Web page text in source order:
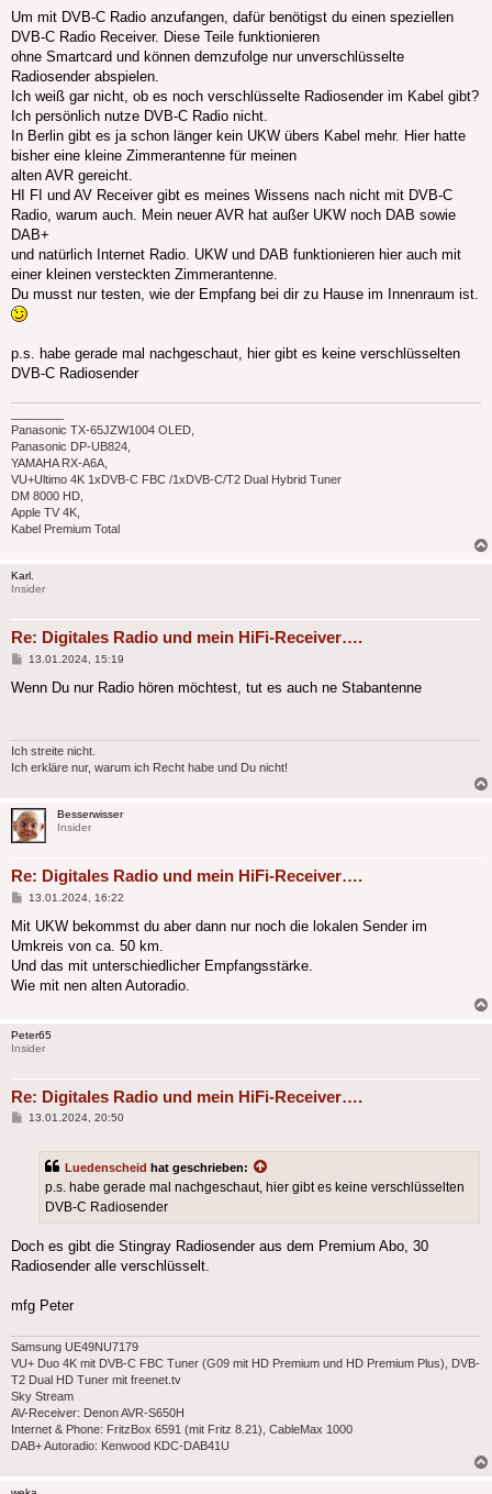
Um mit DVB-C Radio anzufangen, dafür benötigst du einen speziellen
DVB-C Radio Receiver. Diese Teile funktionieren
ohne Smartcard und können demzufolge nur unverschlüsselte
Radiosender abspielen.
Ich weiß gar nicht, ob es noch verschlüsselte Radiosender im Kabel gibt?
Ich persönlich nutze DVB-C Radio nicht.
In Berlin gibt es ja schon länger kein UKW übers Kabel mehr. Hier hatte
bisher eine kleine Zimmerantenne für meinen
alten AVR gereicht.
HI FI und AV Receiver gibt es meines Wissens nach nicht mit DVB-C
Radio, warum auch. Mein neuer AVR hat außer UKW noch DAB sowie
DAB+
und natürlich Internet Radio. UKW und DAB funktionieren hier auch mit
einer kleinen versteckten Zimmerantenne.
Du musst nur testen, wie der Empfang bei dir zu Hause im Innenraum ist.
p.s. habe gerade mal nachgeschaut, hier gibt es keine verschlüsselten
DVB-C Radiosender
Panasonic TX-65JZW1004 OLED,
Panasonic DP-UB824,
YAMAHA RX-A6A,
VU+Ultimo 4K 1xDVB-C FBC /1xDVB-C/T2 Dual Hybrid Tuner
DM 8000 HD,
Apple TV 4K,
Kabel Premium Total
Karl.
Insider
Re: Digitales Radio und mein HiFi-Receiver….
Beitrag
13.01.2024, 15:19
Wenn Du nur Radio hören möchtest, tut es auch ne Stabantenne
Ich streite nicht.
Ich erkläre nur, warum ich Recht habe und Du nicht!
Besserwisser
Insider
Re: Digitales Radio und mein HiFi-Receiver….
Beitrag
13.01.2024, 16:22
Mit UKW bekommst du aber dann nur noch die lokalen Sender im
Umkreis von ca. 50 km.
Und das mit unterschiedlicher Empfangsstärke.
Wie mit nen alten Autoradio.
Peter65
Insider
Re: Digitales Radio und mein HiFi-Receiver….
Beitrag
13.01.2024, 20:50
Luedenscheid hat geschrieben:
p.s. habe gerade mal nachgeschaut, hier gibt es keine verschlüsselten
DVB-C Radiosender
Doch es gibt die Stingray Radiosender aus dem Premium Abo, 30
Radiosender alle verschlüsselt.
mfg Peter
Samsung UE49NU7179
VU+ Duo 4K mit DVB-C FBC Tuner (G09 mit HD Premium und HD Premium Plus), DVB-
T2 Dual HD Tuner mit freenet.tv
Sky Stream
AV-Receiver: Denon AVR-S650H
Internet & Phone: FritzBox 6591 (mit Fritz 8.21), CableMax 1000
DAB+ Autoradio: Kenwood KDC-DAB41U